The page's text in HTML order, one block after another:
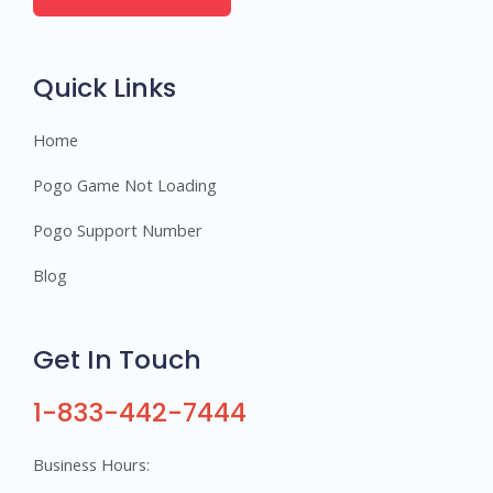
e
Quick Links
Home
Pogo Game Not Loading
Pogo Support Number
Blog
Get In Touch
1-833-442-7444
Business Hours: